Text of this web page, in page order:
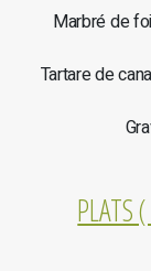
Marbré de
Tartare de
PLATS